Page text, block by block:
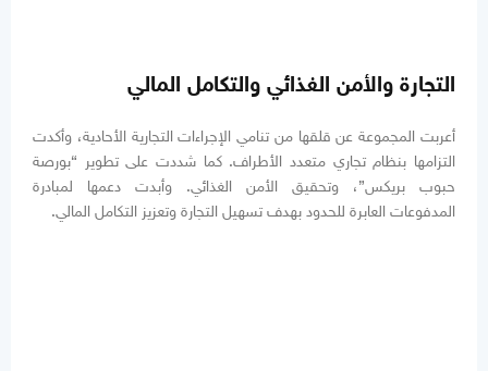
التجارة والأمن الغذائي والتكامل المالي
أعربت المجموعة عن قلقها من تنامي الإجراءات التجارية الأحادية، وأكدت
التزامها بنظام تجاري متعدد الأطراف. كما شددت على تطوير “بورصة
حبوب بريكس”، وتحقيق الأمن الغذائي. وأبدت دعمها لمبادرة
المدفوعات العابرة للحدود بهدف تسهيل التجارة وتعزيز التكامل المالي.